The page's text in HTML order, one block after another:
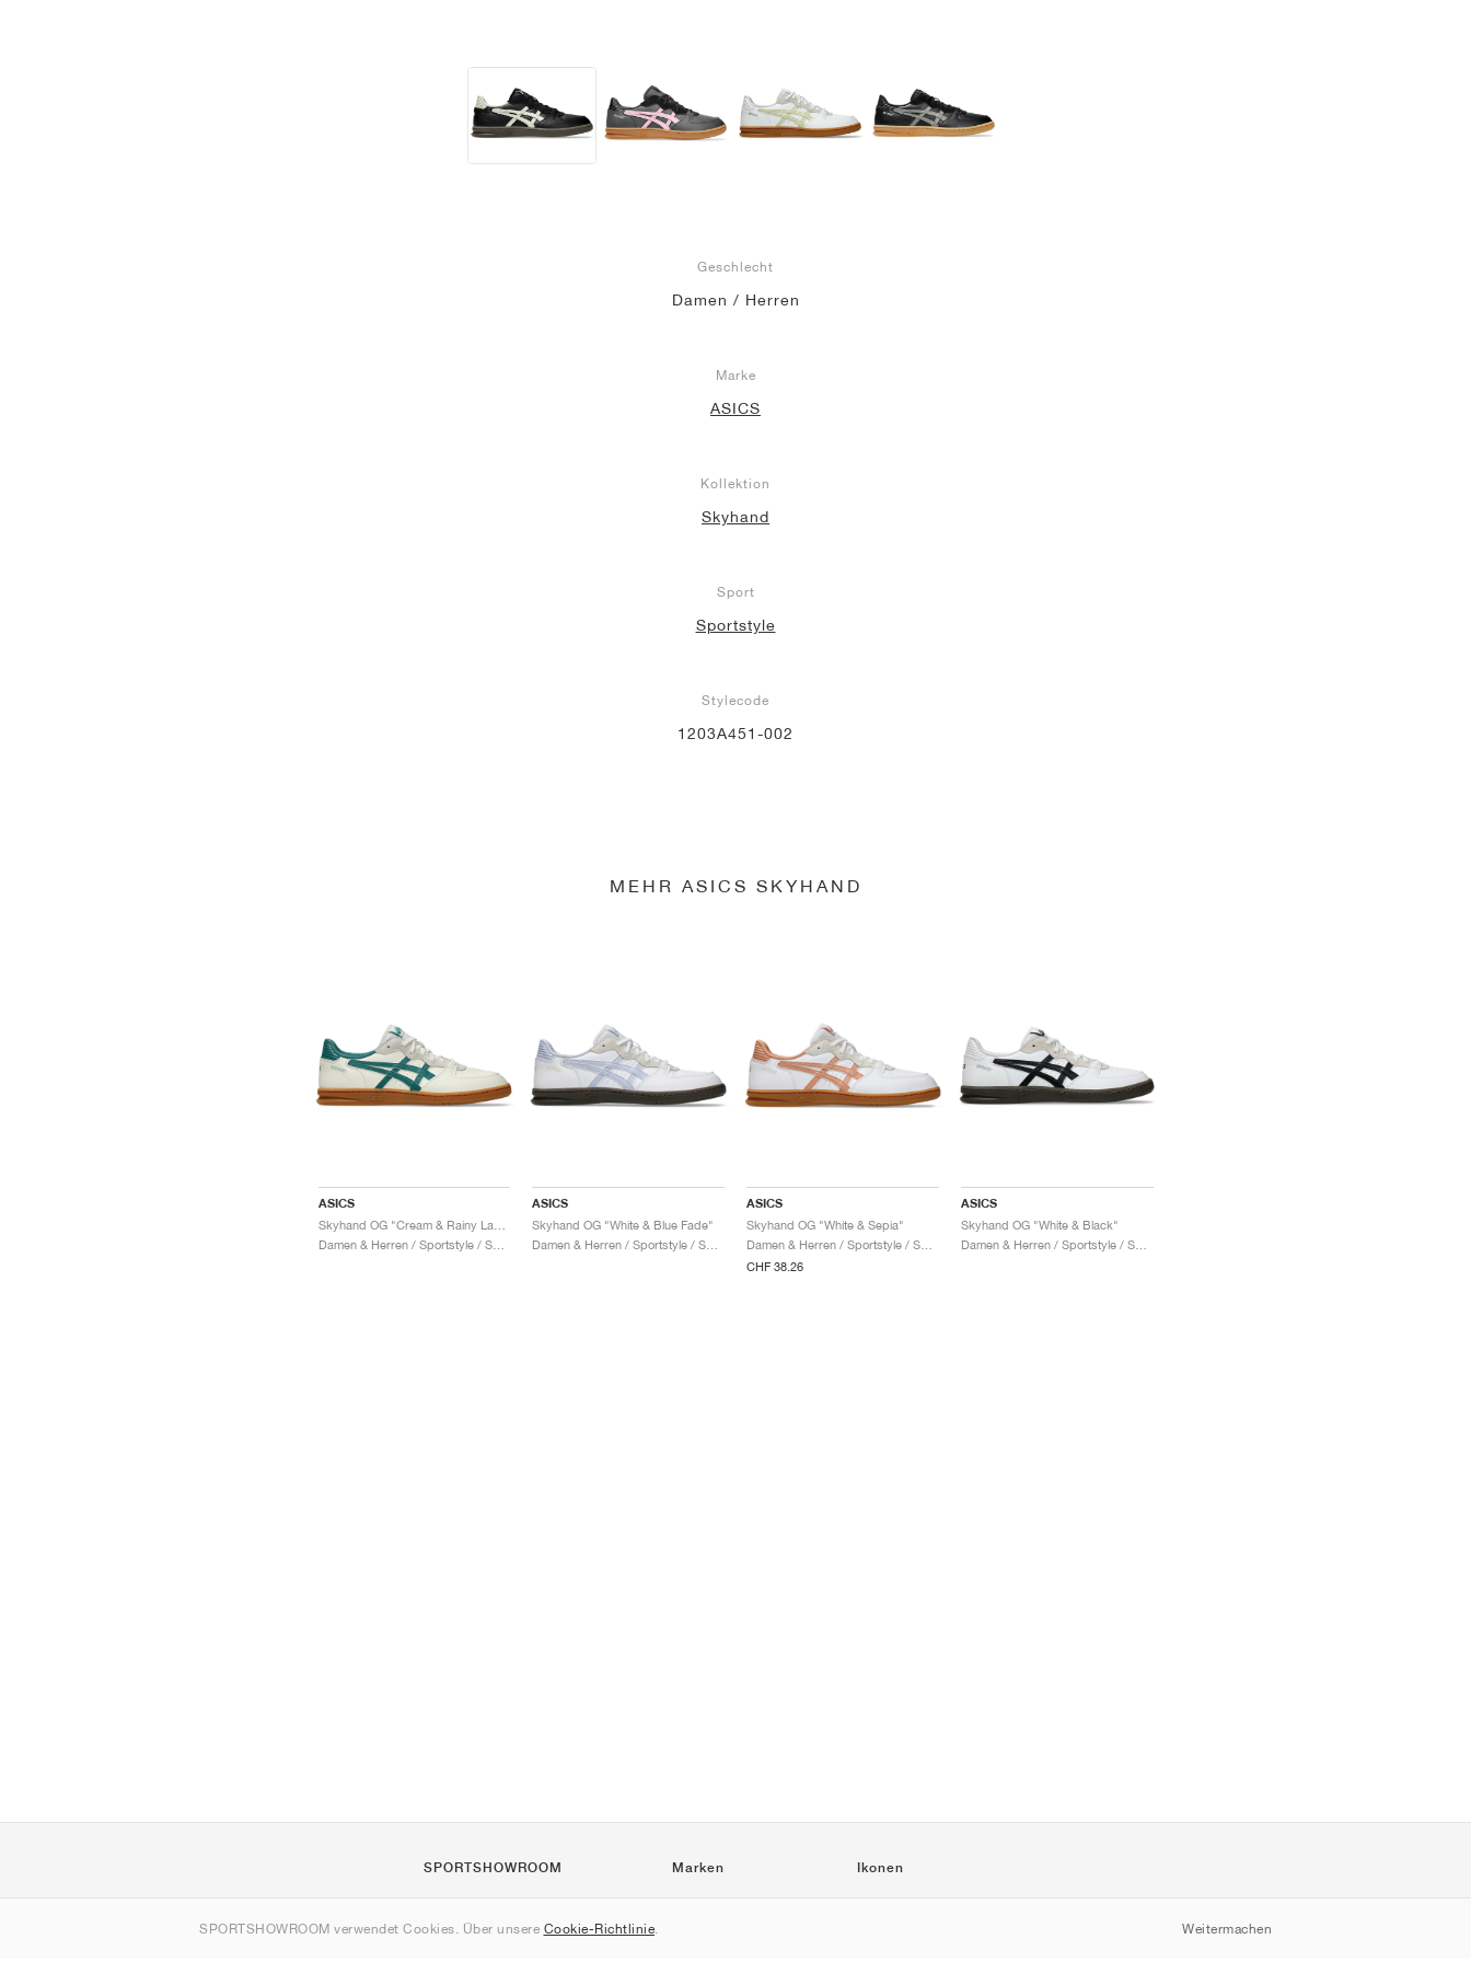
Geschlecht
Damen / Herren
Marke
ASICS
Kollektion
Skyhand
Sport
Sportstyle
Stylecode
1203A451-002
MEHR ASICS SKYHAND
ASICS
Damen & Herren / Sportstyle / Schuhe
ASICS
Skyhand OG "White & Blue Fade"
ASICS
Skyhand OG "White & Sepia"
CHF 38.26
ASICS
Skyhand OG "White & Black"
Damen & Herren / Sportstyle / Schuhe
SPORTSHOWROOM verwendet Cookies. Über unsere Cookie-Richtlinie Weitermachen
SPORTSHOWROOM
Kontakt
Marken Ikonen